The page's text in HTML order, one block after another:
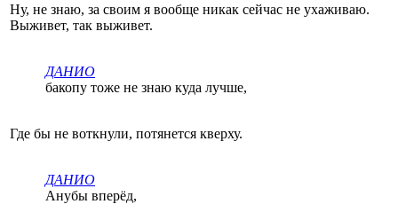
Ну, не знаю, за своим я вообще никак сейчас не ухаживаю.
Выживет, так выживет.
ДАНИО
бакопу тоже не знаю куда лучше,
Где бы не воткнули, потянется кверху.
ДАНИО
Анубы вперёд,